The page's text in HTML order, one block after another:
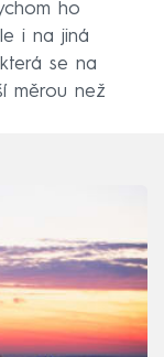
ho
i na jiná
se na
měrou než